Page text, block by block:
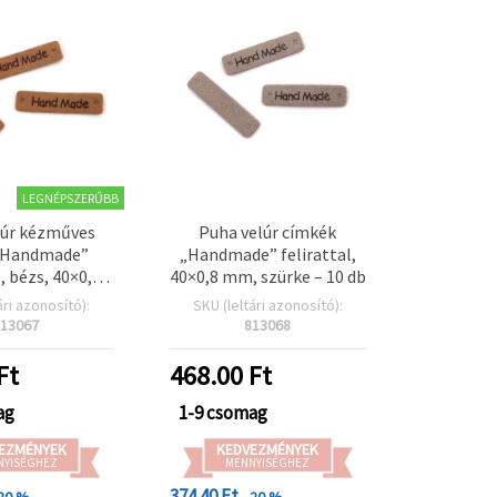
LEGNÉPSZERŰBB
kézműves
40×0,8
10 db
azonosító):
Puha velúr címkék
„Handmade” felirattal,
40×0,8 mm, szürke – 10 db
SKU (leltári azonosító):
813068
468.00Ft
1-9 csomag
KEDVEZMÉNYEK
MENNYISÉGHEZ